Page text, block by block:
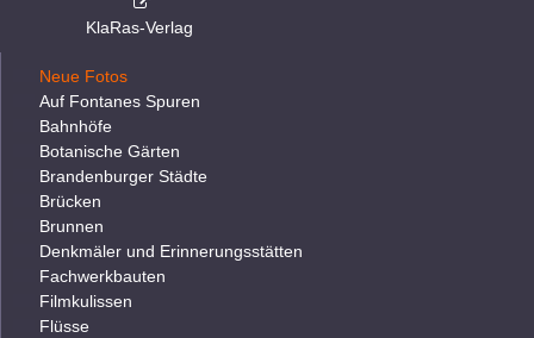
KlaRas-Verlag
Neue Fotos
Auf Fontanes Spuren
Bahnhöfe
Botanische Gärten
Brandenburger Städte
Brücken
Brunnen
Denkmäler und Erinnerungsstätten
Fachwerkbauten
Filmkulissen
Flüsse